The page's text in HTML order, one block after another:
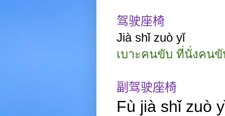
驾驶座椅
Jià shǐ zuò yǐ
เบาะคนขับ ที่นั่งคนขั
副驾驶座椅
Fù jià shǐ zuò